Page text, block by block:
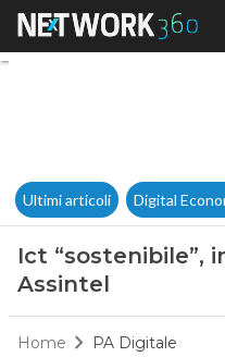
Ict
Ultimi articoli Digital
Ict “sostenibile”,
Assintel
Home PA Digitale